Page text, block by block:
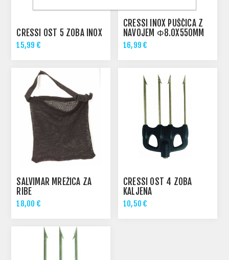
CRESSI OST 5 ZOBA INOX
15,99 €
CRESSI INOX PUŠČICA Z
NAVOJEM Φ8.0X550MM
SAETTA/SL/STAR 55
16,99 €
SALVIMAR MREŽICA ZA
RIBE
18,00 €
CRESSI OST 4 ZOBA
KALJENA
10,50 €